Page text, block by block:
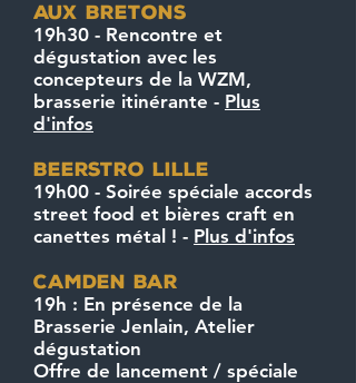
AUx bretons
19h30 - Rencontre et
dégustation avec les
concepteurs de la WZM,
brasserie itinérante - Plus
d'infos
beerstro lille
19h00 - Soirée spéciale accords
street food et bières craft en
canettes métal ! - Plus d'infos
CAMDEN BAR
19h : En présence de la
Brasserie Jenlain, Atelier
dégustation
Offre de lancement / spéciale